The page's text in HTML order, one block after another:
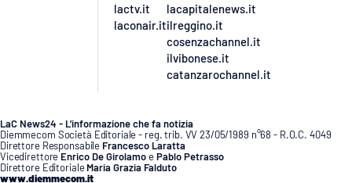
lactv.it
laconair.it
lacapitalenews.it
ilreggino.it
cosenzachannel.it
ilvibonese.it
catanzarochannel.it
LaC News24 - L’informazione che fa notizia
Diemmecom Società Editoriale - reg. trib. VV 23/05/1989 n°68 - R.O.C. 4049
Direttore Responsabile Francesco Laratta
Vicedirettore Enrico De GirolamoePablo Petrasso
Direttore Editoriale Maria Grazia Falduto
www.diemmecom.it